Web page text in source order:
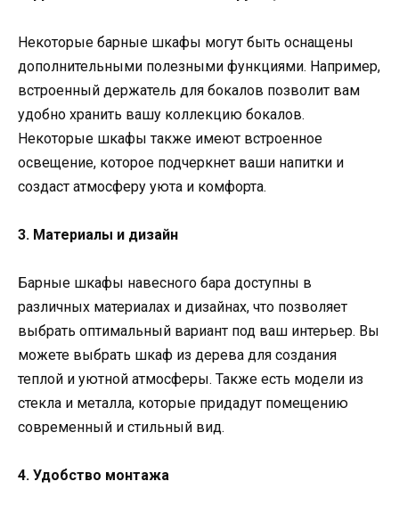
Некоторые барные шкафы могут быть оснащены
дополнительными полезными функциями. Например,
встроенный держатель для бокалов позволит вам
удобно хранить вашу коллекцию бокалов.
Некоторые шкафы также имеют встроенное
освещение, которое подчеркнет ваши напитки и
создаст атмосферу уюта и комфорта.
3. Материалы и дизайн
Барные шкафы навесного бара доступны в
различных материалах и дизайнах, что позволяет
выбрать оптимальный вариант под ваш интерьер. Вы
можете выбрать шкаф из дерева для создания
теплой и уютной атмосферы. Также есть модели из
стекла и металла, которые придадут помещению
современный и стильный вид.
4. Удобство монтажа